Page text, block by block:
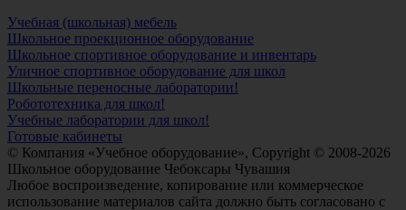
Учебная (школьная) мебель
Школьное проекционное оборудование
Школьное спортивное оборудование и инвентарь
Уличное спортивное оборудование для школ
Школьные переносные лаборатории!
Робототехника для школ!
Учебные лаборатории для школ!
Готовые кабинеты
© Компания «Учебное оборудование», Copyright © 2008-2026
Школьное оборудование Чебоксары Чувашия
Любое воспроизведение, копирование или коммерческое
использование материалов сайта должно быть согласовано с